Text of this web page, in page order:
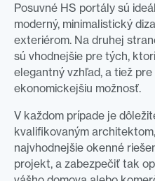
Posuvné HS portály sú
moderný, minimalistický
exteriérom. Na druhej
sú vhodnejšie pre tých,
elegantný vzhľad, a tiež
ekonomickejšiu možnosť.
V každom prípade je
kvalifikovaným
najvhodnejšie okenné
projekt, a zabezpečiť tak